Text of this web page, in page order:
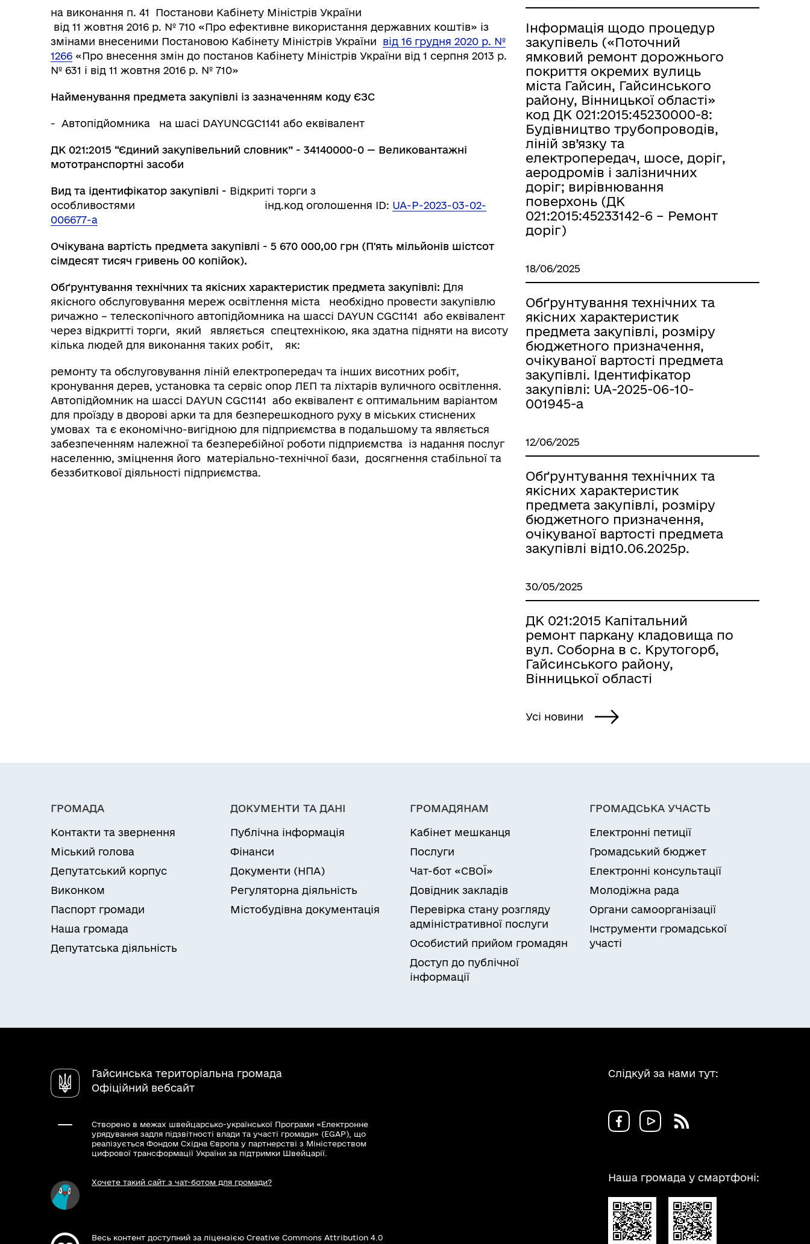
на виконання п. 41 Постанови Кабінету Міністрів України
від 11 жовтня 2016 р. № 710 «Про ефективне використання державних коштів» із
змінами внесеними Постановою Кабінету Міністрів України від 16 грудня 2020 р. №
1266 «Про внесення змін до постанов Кабінету Міністрів України від 1 серпня 2013 р.
№ 631 і від 11 жовтня 2016 р. № 710»
Найменування предмета закупівлі із зазначенням коду ЄЗС
- Автопідйомника на шасі DAYUNCGC1141 або еквівалент
ДК 021:2015 “Єдиний закупівельний словник” - 34140000-0 — Великовантажні
мототранспортні засоби
Вид та ідентифікатор закупівлі - Відкриті торги з
особливостями інд.код оголошення ID: UA-P-2023-03-02-
006677-a
Очікувана вартість предмета закупівлі - 5 670 000,00 грн (П'ять мільйонів шістсот
сімдесят тисяч гривень 00 копійок).
Обґрунтування технічних та якісних характеристик предмета закупівлі: Для
якісного обслуговування мереж освітлення міста необхідно провести закупівлю
ричажно – телескопічного автопідйомника на шассі DAYUN CGC1141 або еквівалент
через відкритті торги, який являється спецтехнікою, яка здатна підняти на висоту
кілька людей для виконання таких робіт, як:
ремонту та обслуговування ліній електропередач та інших висотних робіт,
кронування дерев, установка та сервіс опор ЛЕП та ліхтарів вуличного освітлення.
Автопідйомник на шассі DAYUN CGC1141 або еквівалент є оптимальним варіантом
для проїзду в дворові арки та для безперешкодного руху в міських стиснених
умовах та є економічно-вигідною для підприємства в подальшому та являється
забезпеченням належної та безперебійної роботи підприємства із надання послуг
населенню, зміцнення його матеріально-технічної бази, досягнення стабільної та
беззбиткової діяльності підприємства.
Інформація щодо процедур
закупівель («Поточний
ямковий ремонт дорожнього
покриття окремих вулиць
міста Гайсин, Гайсинського
району, Вінницької області»
код ДК 021:2015:45230000-8:
Будівництво трубопроводів,
ліній зв’язку та
електропередач, шосе, доріг,
аеродромів і залізничних
доріг; вирівнювання
поверхонь (ДК
021:2015:45233142-6 – Ремонт
доріг)
18/06/2025
Обґрунтування технічних та
якісних характеристик
предмета закупівлі, розміру
бюджетного призначення,
очікуваної вартості предмета
закупівлі. Ідентифікатор
закупівлі: UA-2025-06-10-
001945-a
12/06/2025
Обґрунтування технічних та
якісних характеристик
предмета закупівлі, розміру
бюджетного призначення,
очікуваної вартості предмета
закупівлі від10.06.2025р.
30/05/2025
ДК 021:2015 Капітальний
ремонт паркану кладовища по
вул. Соборна в с. Крутогорб,
Гайсинського району,
Вінницької області
Усі новини
ГРОМАДА
Контакти та звернення
Міський голова
Депутатський корпус
Виконком
Паспорт громади
Наша громада
Депутатська діяльність
ДОКУМЕНТИ ТА ДАНІ
Публічна інформація
Фінанси
Документи (НПА)
Регуляторна діяльність
Містобудівна документація
ГРОМАДЯНАМ
Кабінет мешканця
Послуги
Чат-бот «СВОЇ»
Довідник закладів
Перевірка стану розгляду
адміністративної послуги
Особистий прийом громадян
Доступ до публічної
інформації
ГРОМАДСЬКА УЧАСТЬ
Електронні петиції
Громадський бюджет
Електронні консультації
Молодіжна рада
Органи самоорганізації
Інструменти громадської
участі
Гайсинська територіальна громада
Офіційний вебсайт
Створено в межах швейцарсько-української Програми «Електронне
урядування задля підзвітності влади та участі громади» (EGAP), що
реалізується Фондом Східна Європа у партнерстві з Міністерством
цифрової трансформації України за підтримки Швейцарії.
Хочете такий сайт з чат-ботом для громади?
Весь контент доступний за ліцензією Creative Commons Attribution 4.0
Слідкуй за нами тут:
Наша громада у смартфоні: